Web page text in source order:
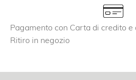
Pagamento con Carta di credito e
Ritiro in negozio